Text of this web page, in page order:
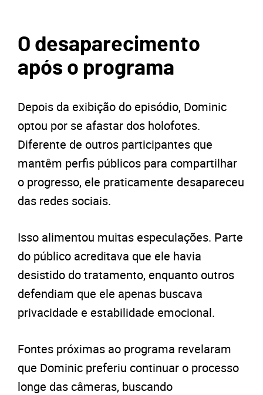
O desaparecimento
após o programa
Depois da exibição do episódio, Dominic
optou por se afastar dos holofotes.
Diferente de outros participantes que
mantêm perfis públicos para compartilhar
o progresso, ele praticamente desapareceu
das redes sociais.
Isso alimentou muitas especulações. Parte
do público acreditava que ele havia
desistido do tratamento, enquanto outros
defendiam que ele apenas buscava
privacidade e estabilidade emocional.
Fontes próximas ao programa revelaram
que Dominic preferiu continuar o processo
longe das câmeras, buscando